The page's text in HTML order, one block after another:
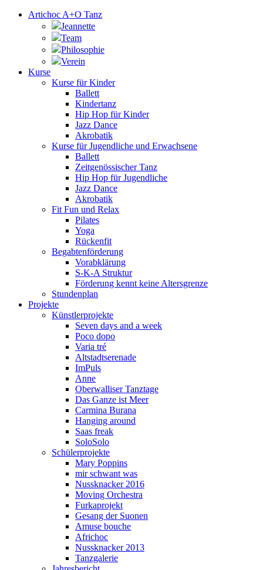
Artichoc A+O Tanz
Jeannette
Team
Philosophie
Verein
Kurse
Kurse für Kinder
Ballett
Kindertanz
Hip Hop für Kinder
Jazz Dance
Akrobatik
Kurse für Jugendliche und Erwachsene
Ballett
Zeitgenössischer Tanz
Hip Hop für Jugendliche
Jazz Dance
Akrobatik
Fit Fun und Relax
Pilates
Yoga
Rückenfit
Begabtenförderung
Vorabklärung
S-K-A Struktur
Förderung kennt keine Altersgrenze
Stundenplan
Projekte
Künstlerprojekte
Seven days and a week
Poco dopo
Varia tré
Altstadtserenade
ImPuls
Anne
Oberwalliser Tanztage
Das Ganze ist Meer
Carmina Burana
Hanging around
Saas freak
SoloSolo
Schülerprojekte
Mary Poppins
mir schwant was
Nussknacker 2016
Moving Orchestra
Furkaprojekt
Gesang der Suonen
Amuse bouche
Africhoc
Nussknacker 2013
Tanzgalerie